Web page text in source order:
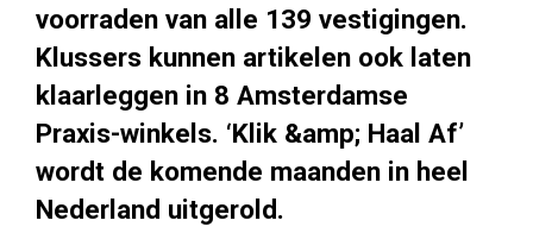
voorraden van alle 139 vestigingen.
Klussers kunnen artikelen ook laten
klaarleggen in 8 Amsterdamse
Praxis-winkels. ‘Klik &amp; Haal Af’
wordt de komende maanden in heel
Nederland uitgerold.